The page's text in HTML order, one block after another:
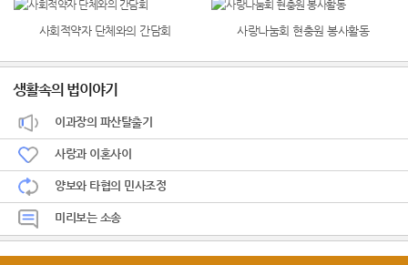
사회적약자 단체와의 간담회 사랑나눔회 현충원 봉사활동
생활속의 법이야기
이과장의 파산탈출기
사랑과 이혼사이
양보와 타협의 민사조정
미리보는 소송